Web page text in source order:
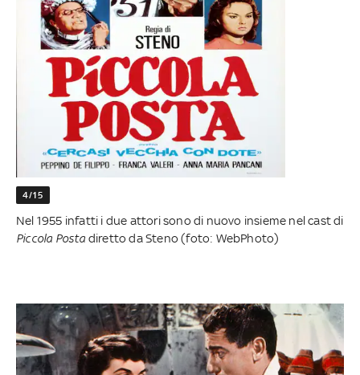
4/15
Nel 1955 infatti i due attori sono di nuovo insieme nel cast di
Piccola Posta diretto da Steno (foto: WebPhoto)